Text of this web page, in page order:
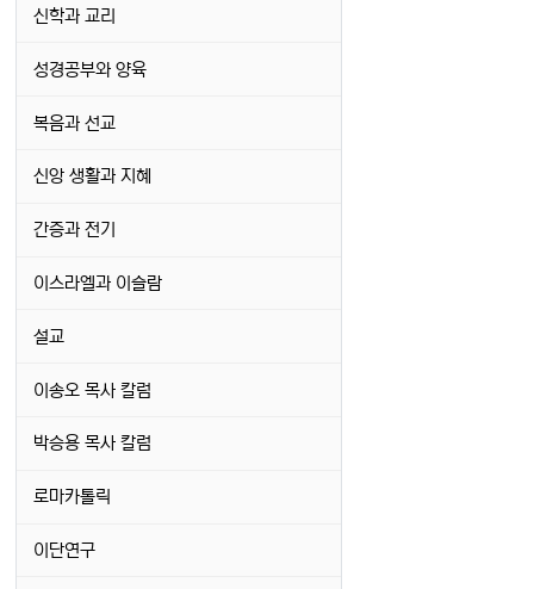
신학과 교리
성경공부와 양육
복음과 선교
신앙 생활과 지혜
간증과 전기
이스라엘과 이슬람
설교
이송오 목사 칼럼
박승용 목사 칼럼
로마카톨릭
이단연구